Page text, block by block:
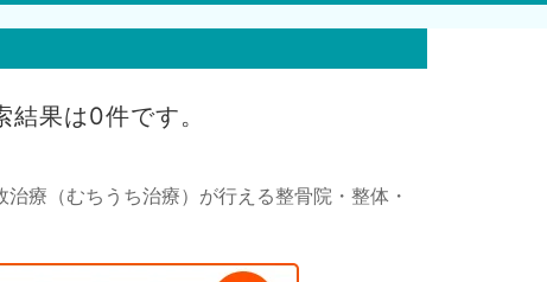
果は0件です。
療（むちうち治療）が行える整骨院・整体・